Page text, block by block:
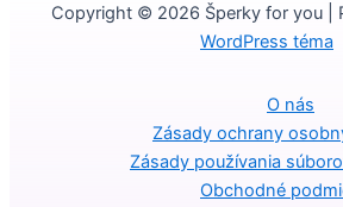
Copyright © 2026 Šperky for you |
WordPress téma
O nás
Zásady ochrany
Zásady používania
Obchodné